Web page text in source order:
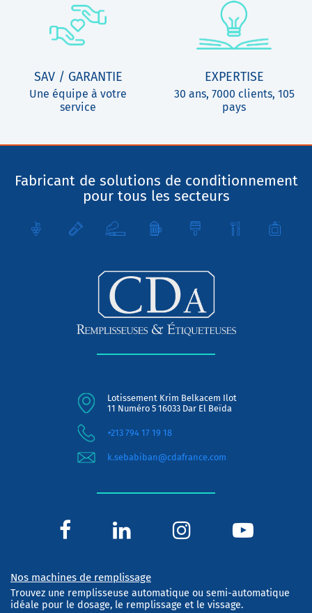
SAV / GARANTIE
Une équipe à votre
service
EXPERTISE
30 ans, 7000 clients, 105
pays
Fabricant de solutions de conditionnement
pour tous les secteurs
Lotissement Krim Belkacem Ilot
11 Numéro 5 16033 Dar El Beïda
+213 794 17 19 18
k.sebabiban@cdafrance.com
Nos machines de remplissage
Trouvez une remplisseuse automatique ou semi-automatique
idéale pour le dosage, le remplissage et le vissage.